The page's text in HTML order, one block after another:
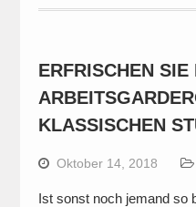
ERFRISCHEN SIE
KLASSISCHEN
Oktober 14, 2018
Ist sonst noch jemand so